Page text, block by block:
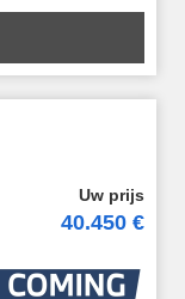
40.450 €